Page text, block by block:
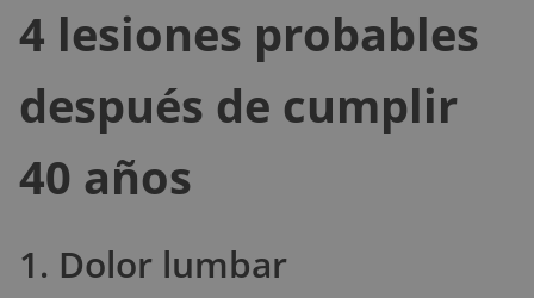
4 lesiones probables
después de cumplir
40 años
1. Dolor lumbar